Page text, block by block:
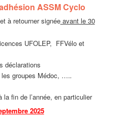
ASSM Cyclo
à retourner signéeavant le 30
UFOLEP, FFVélo et
déclarations
les groupes Médoc, …..
la fin de l’année, en particulier
2025